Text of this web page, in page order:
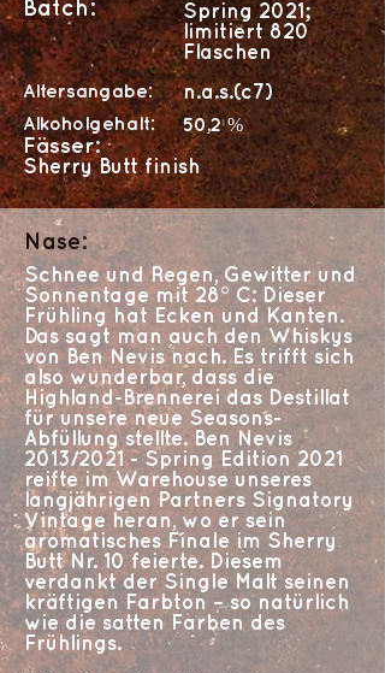
Batch:
Spring 2021;
limitiert 820
Flaschen
Altersangabe: n.a.s.(c7)
Alkoholgehalt: 50,2 %
Fässer:
Sherry Butt finish
Nase:
Schnee und Regen, Gewitter und
Sonnentage mit 28° C: Dieser
Frühling hat Ecken und Kanten.
Das sagt man auch den Whiskys
von Ben Nevis nach. Es trifft sich
also wunderbar, dass die
Highland-Brennerei das Destillat
für unsere neue Seasons-
Abfüllung stellte. Ben Nevis
2013/2021 - Spring Edition 2021
reifte im Warehouse unseres
langjährigen Partners Signatory
Vintage heran, wo er sein
aromatisches Finale im Sherry
Butt Nr. 10 feierte. Diesem
verdankt der Single Malt seinen
kräftigen Farbton – so natürlich
wie die satten Farben des
Frühlings.